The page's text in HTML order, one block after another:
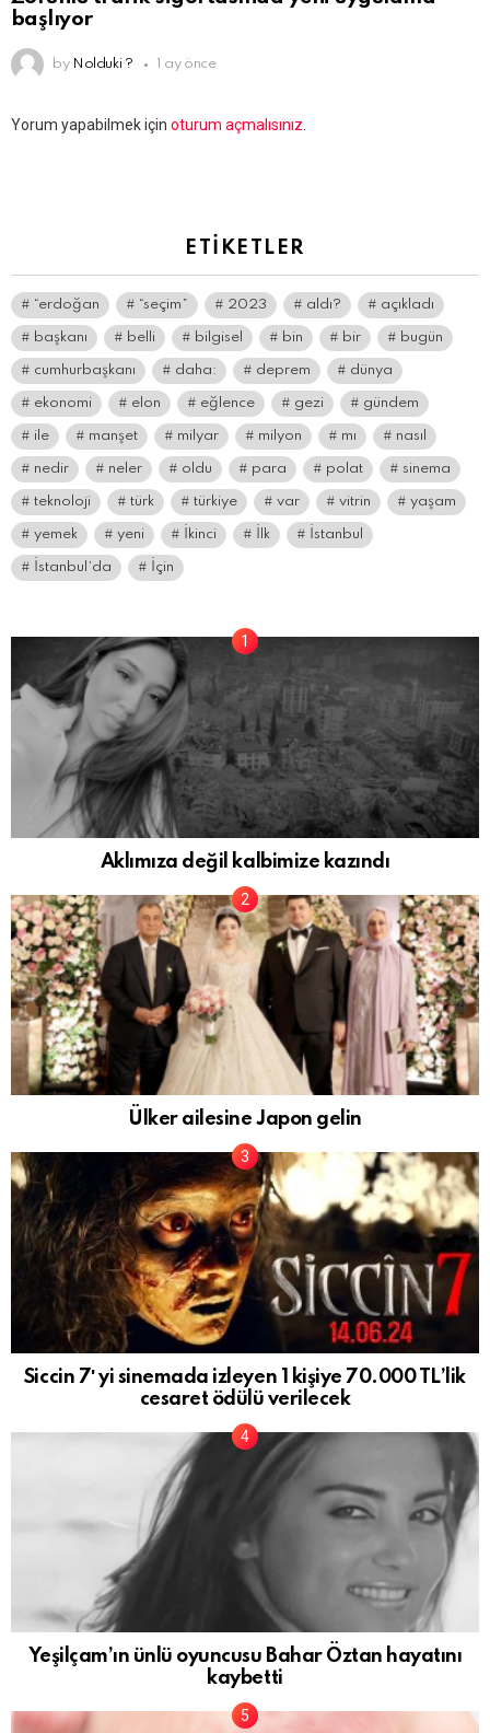
başlıyor
by Nolduki ? 1 ay önce
Bir
Yorum yapabilmek için oturum açmalısınız.
ETIKETLER
“erdoğan “seçim” 2023 aldı? açıkladı
başkanı belli bilgisel bin bir bugün
cumhurbaşkanı daha: deprem dünya
ekonomi elon eğlence gezi gündem
ile manşet milyar milyon mı nasıl
nedir neler oldu para polat sinema
teknoloji türk türkiye var vitrin yaşam
yemek yeni İkinci İlk İstanbul
İstanbul’da İçin
Aklımıza değil kalbimize kazındı
Ülker ailesine Japon gelin
Siccin 7′ yi sinemada izleyen 1 kişiye 70.000 TL’lik
cesaret ödülü verilecek
Yeşilçam’ın ünlü oyuncusu Bahar Öztan hayatını
kaybetti